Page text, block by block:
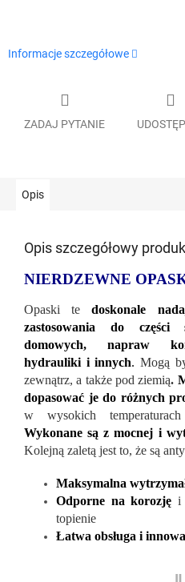
Informacje szczegółowe
ZADAJ PYTANIE
Opis
Opis szczegółowy
NIERDZEWNE
Opaski te
doskonale
zastosowania do części
domowych, napraw
hydrauliki i innych. Mogą
zewnątrz, a także pod ziemią.
dopasować je do różnych
w wysokich
Wykonane są z mocnej i
Kolejną zaletą jest to, że są
Maksymalna
Odporne na korozję i
topienie
Łatwa obsługa i